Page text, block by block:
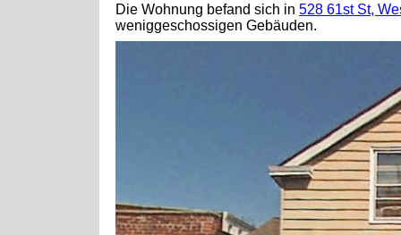
Die Wohnung befand sich in528 61st St,
weniggeschossigen Gebäuden.